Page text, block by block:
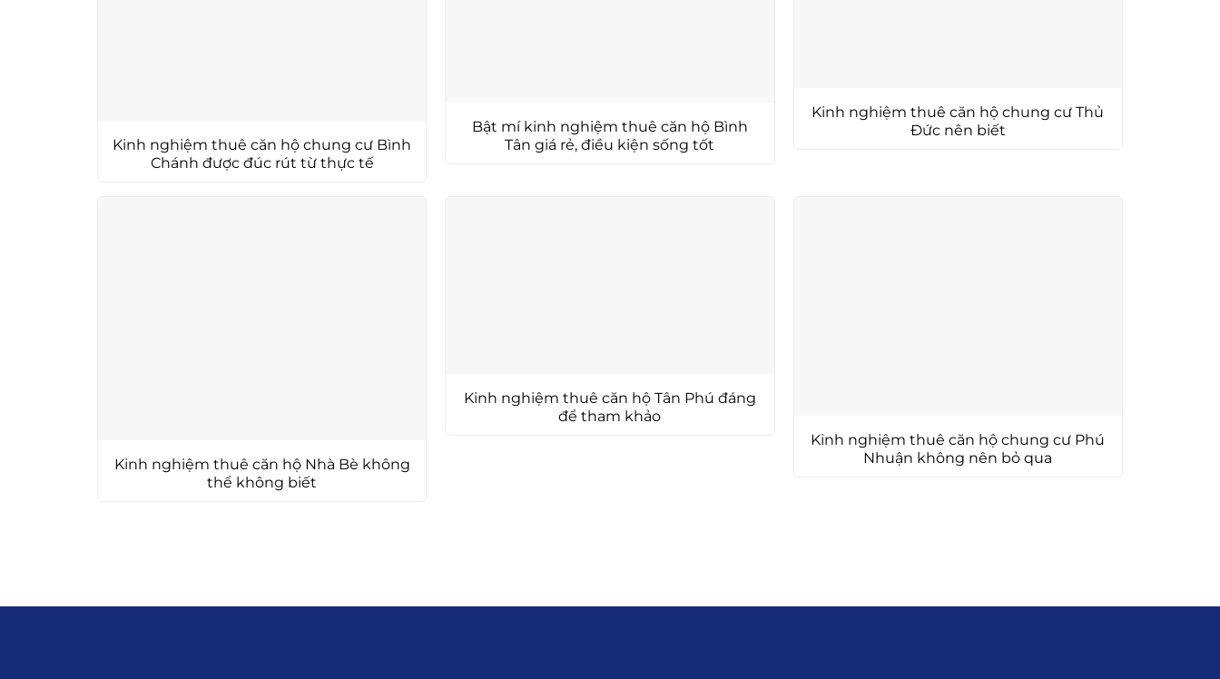
Kinh nghiệm thuê căn hộ chung cư Bình
Chánh được đúc rút từ thực tế
Bật mí kinh nghiệm thuê căn hộ Bình
Tân giá rẻ, điều kiện sống tốt
Kinh nghiệm thuê căn hộ chung cư Thủ
Đức nên biết
Kinh nghiệm thuê căn hộ Nhà Bè không
thể không biết
Kinh nghiệm thuê căn hộ Tân Phú đáng
để tham khảo
Kinh nghiệm thuê căn hộ chung cư Phú
Nhuận không nên bỏ qua